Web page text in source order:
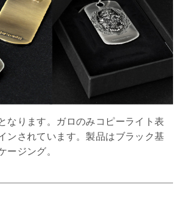
なります。ガロのみコピーライト表
ンされています。製品はブラック基
ージング。